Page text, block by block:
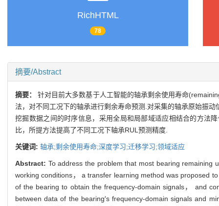
RichHTML
78
摘要/Abstract
摘要：针对目前大多数基于人工智能的轴承剩余使用寿命
法，对不同工况下的轴承进行剩余寿命预测.对采集的轴承原始振
挖掘数据之间的时序信息，采用全局和局部域适应相结合的方法
比，所提方法提高了不同工况下轴承RUL预测精度.
关键词: 轴承;剩余使用寿命;深度学习;迁移学习;领域适应
Abstract: To address the problem that most bearing remaining
working conditions， a transfer learning method was proposed
of the bearing to obtain the frequency-domain signals， and
between data of the bearing′s frequency-domain signals and